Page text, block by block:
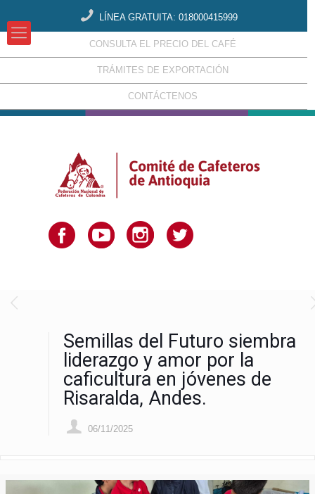
LÍNEA GRATUITA: 018000415999
CONSULTA EL PRECIO DEL CAFÉ
TRÁMITES DE EXPORTACIÓN
CONTÁCTENOS
Semillas del Futuro siembra
liderazgo y amor por la
caficultura en jóvenes de
Risaralda, Andes.
06/11/2025